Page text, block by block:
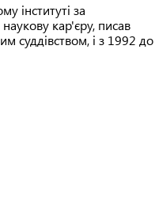
інституті за
кар'єру, писав
суддівством, і з 1992 до